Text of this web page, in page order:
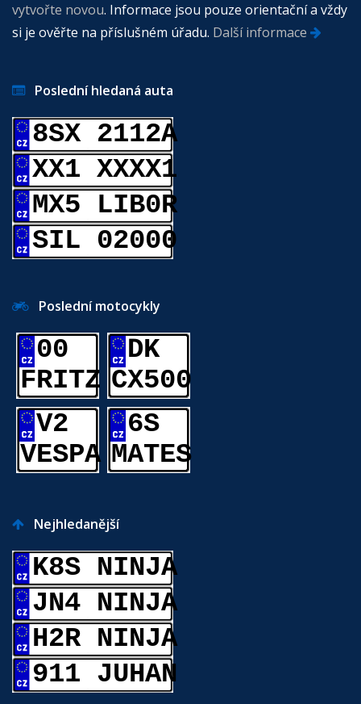
vytvořte novou. Informace jsou pouze orientační a vždy
si je ověřte na příslušném úřadu. Další informace
Poslední hledaná auta
8SX 2112A
XX1 XXXX1
MX5 LIB0R
SIL 02000
Poslední motocykly
00
FRITZ
DK
CX500
V2
VESPA
6S
MATES
Nejhledanější
K8S NINJA
JN4 NINJA
H2R NINJA
911 JUHAN